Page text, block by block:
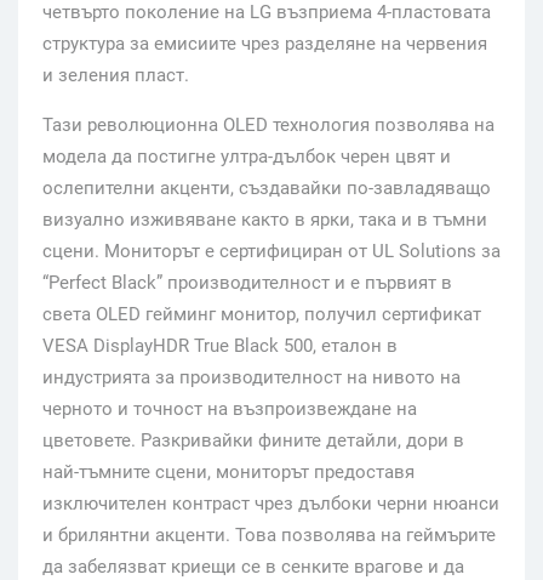
четвърто поколение на LG възприема 4-пластовата
структура за емисиите чрез разделяне на червения
и зеления пласт.
Тази революционна OLED технология позволява на
модела да постигне ултра-дълбок черен цвят и
ослепителни акценти, създавайки по-завладяващо
визуално изживяване както в ярки, така и в тъмни
сцени. Мониторът е сертифициран от UL Solutions за
“Perfect Black” производителност и е първият в
света OLED гейминг монитор, получил сертификат
VESA DisplayHDR True Black 500, еталон в
индустрията за производителност на нивото на
черното и точност на възпроизвеждане на
цветовете. Разкривайки фините детайли, дори в
най-тъмните сцени, мониторът предоставя
изключителен контраст чрез дълбоки черни нюанси
и брилянтни акценти. Това позволява на геймърите
да забелязват криещи се в сенките врагове и да